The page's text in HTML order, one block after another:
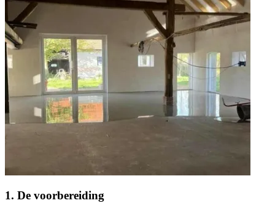
1. De voorbereiding